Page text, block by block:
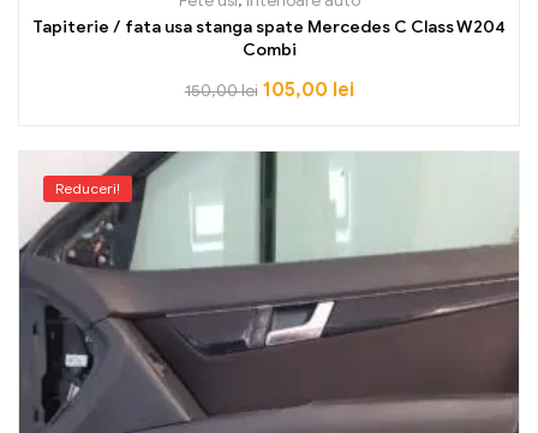
Tapiterie / fata usa stanga spate Mercedes C Class W204
Combi
150,00lei 105,00 lei
Reduceri!